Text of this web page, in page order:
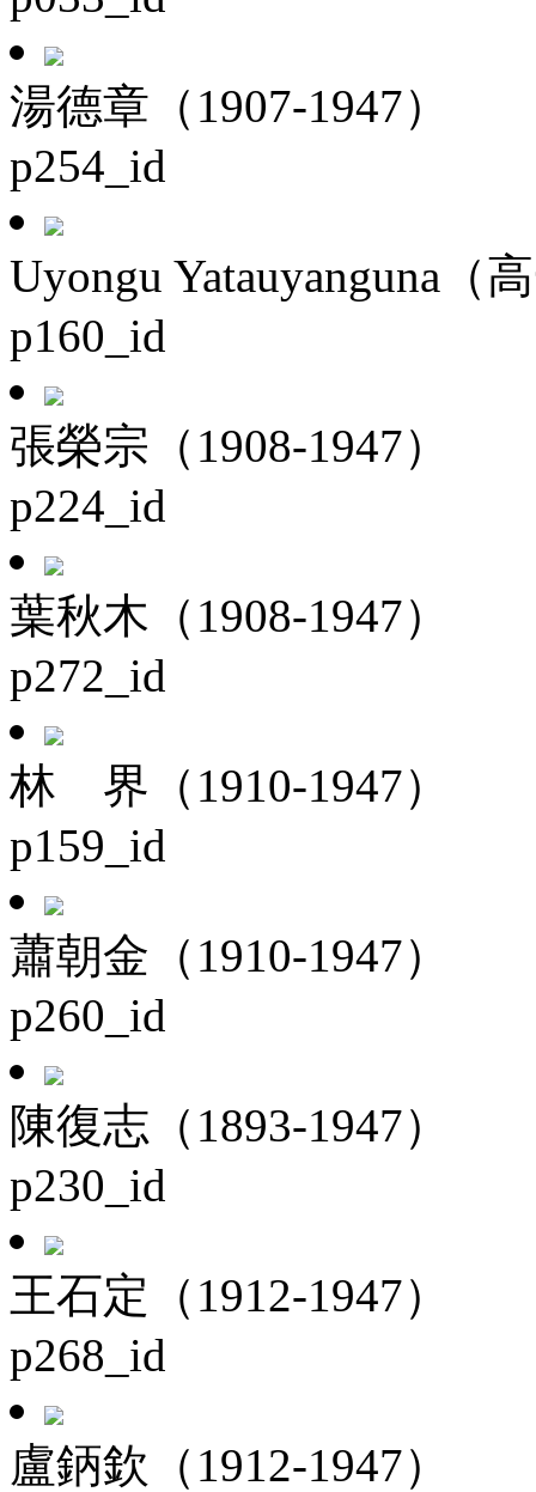
湯德章（1907-1947）
p254_id
Uyongu Yatauyanguna（
p160_id
張榮宗（1908-1947）
p224_id
葉秋木（1908-1947）
p272_id
林 界（1910-1947）
p159_id
蕭朝金（1910-1947）
p260_id
陳復志（1893-1947）
p230_id
王石定（1912-1947）
p268_id
盧鈵欽（1912-1947）